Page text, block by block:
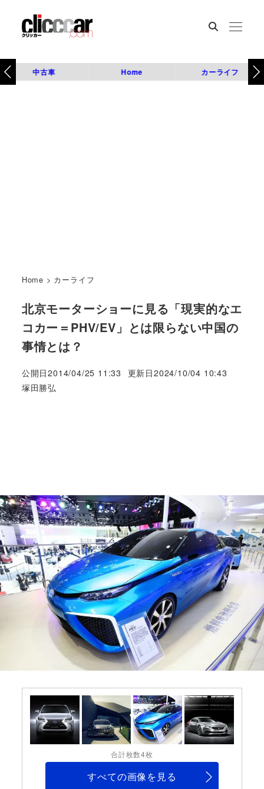
中古車 Home カーライフ
Home > カーライフ
北京モーターショーに見る「現実的なエ
コカー＝PHV/EV」とは限らない中国の
事情とは？
公開日2014/04/25 11:33 更新日2024/10/04 10:43
著
塚田勝弘
合計枚数4枚
すべての画像を見る